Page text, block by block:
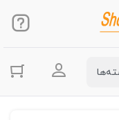
ورود به